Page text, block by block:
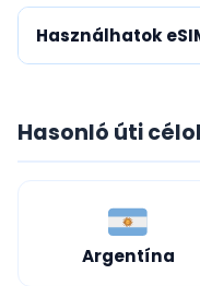
Használhatok
Hasonló úti
Argentína